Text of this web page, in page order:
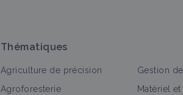
Thématiques
Agriculture de précision
Agroforesterie
Gestion de
Matériel